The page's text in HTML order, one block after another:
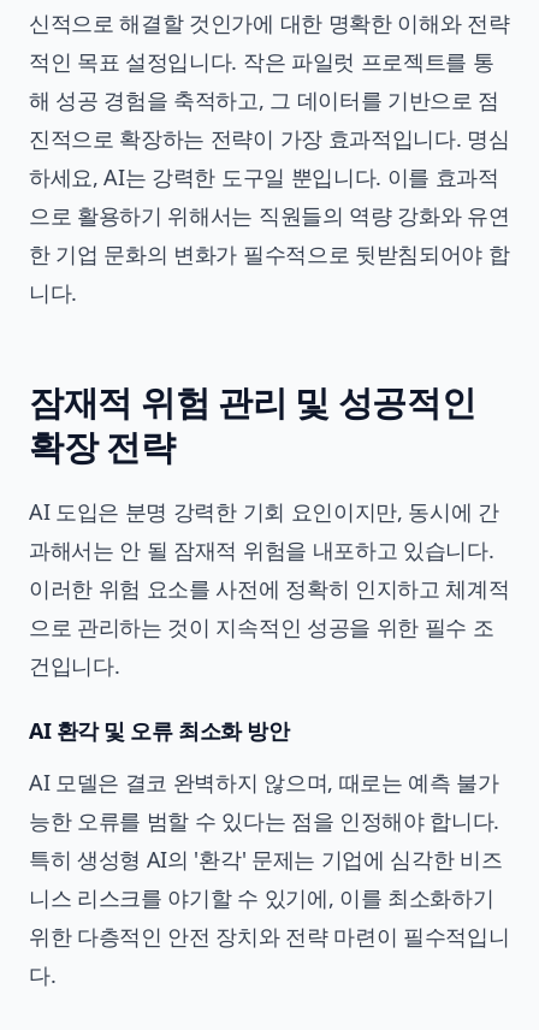
신적으로 해결할 것인가에 대한 명확한 이해와 전략
적인 목표 설정입니다. 작은 파일럿 프로젝트를 통
해 성공 경험을 축적하고, 그 데이터를 기반으로 점
진적으로 확장하는 전략이 가장 효과적입니다. 명심
하세요, AI는 강력한 도구일 뿐입니다. 이를 효과적
으로 활용하기 위해서는 직원들의 역량 강화와 유연
한 기업 문화의 변화가 필수적으로 뒷받침되어야 합
니다.
잠재적 위험 관리 및 성공적인
확장 전략
AI 도입은 분명 강력한 기회 요인이지만, 동시에 간
과해서는 안 될 잠재적 위험을 내포하고 있습니다.
이러한 위험 요소를 사전에 정확히 인지하고 체계적
으로 관리하는 것이 지속적인 성공을 위한 필수 조
건입니다.
AI 환각 및 오류 최소화 방안
AI 모델은 결코 완벽하지 않으며, 때로는 예측 불가
능한 오류를 범할 수 있다는 점을 인정해야 합니다.
특히 생성형 AI의 '환각' 문제는 기업에 심각한 비즈
니스 리스크를 야기할 수 있기에, 이를 최소화하기
위한 다층적인 안전 장치와 전략 마련이 필수적입니
다.